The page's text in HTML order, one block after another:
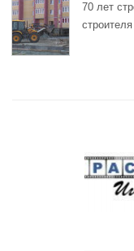
70 лет
строителя